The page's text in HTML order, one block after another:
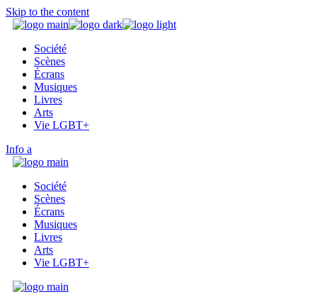
Skip to the content
Société
Scènes
Écrans
Musiques
Livres
Arts
Vie LGBT+
Info
Société
Scènes
Écrans
Musiques
Livres
Arts
Vie LGBT+